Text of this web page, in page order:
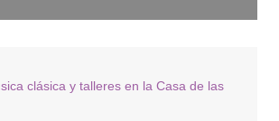
clásica y talleres en la Casa de las